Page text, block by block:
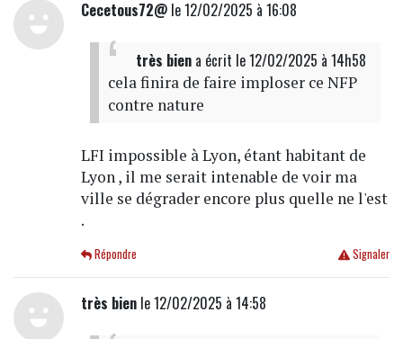
Cecetous72@le 12/02/2025 à 16:08
très biena écrit le 12/02/2025 à 14h58
cela finira de faire imploser ce NFP
contre nature
LFI impossible à Lyon, étant habitant de
Lyon , il me serait intenable de voir ma
ville se dégrader encore plus quelle ne l'est
.
Signaler
Répondre
très bienle 12/02/2025 à 14:58